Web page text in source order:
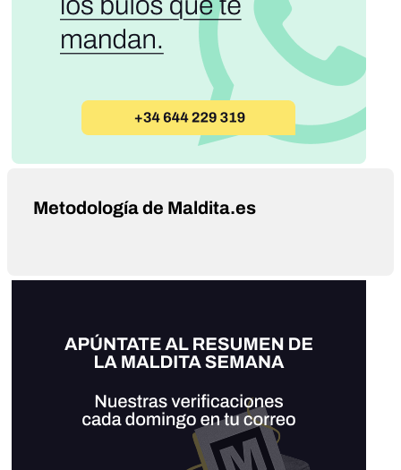
Metodología de Maldita.es